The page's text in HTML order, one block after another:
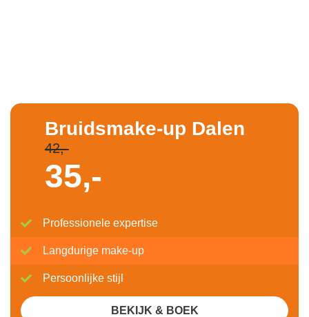
Bruidsmake-up Dalen
42,-
35,-
Professionele expertise
Langdurige make-up
Persoonlijke stijl
BEKIJK & BOEK